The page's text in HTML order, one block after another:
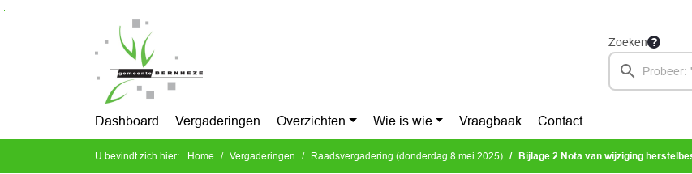
Ga naar de inhoud van deze pagina
Zoeken
Dashboard Vergaderingen Overzichten Wie is wie Vraagbaak Contact
U bevindt zich hier: Home Vergaderingen Raadsvergadering (donderdag 8 mei 2025) Bijlage 2 Nota van wijziging herstelbesluit bestemmingsplan Facetplan